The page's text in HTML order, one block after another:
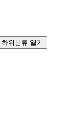
위분류 열기